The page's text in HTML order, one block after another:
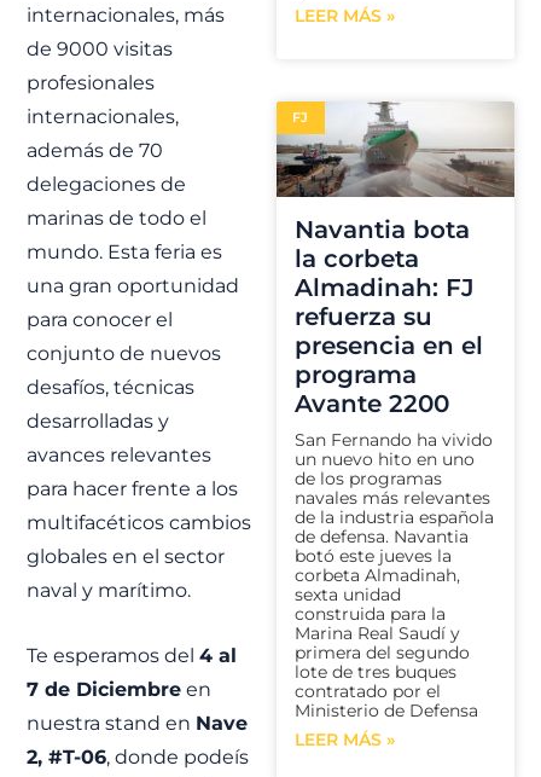
internacionales, más
de 9000 visitas
profesionales
internacionales,
además de 70
delegaciones de
marinas de todo el
mundo. Esta feria es
una gran oportunidad
para conocer el
conjunto de nuevos
desafíos, técnicas
desarrolladas y
avances relevantes
para hacer frente a los
multifacéticos cambios
globales en el sector
naval y marítimo.
Te esperamos del4 al
7 de Diciembre en
nuestra stand en Nave
2, #T-06, donde podeís
LEER MÁS »
FJ
Navantia bota
la corbeta
Almadinah: FJ
refuerza su
presencia en el
programa
Avante 2200
San Fernando ha vivido
un nuevo hito en uno
de los programas
navales más relevantes
de la industria española
de defensa. Navantia
botó este jueves la
corbeta Almadinah,
sexta unidad
construida para la
Marina Real Saudí y
primera del segundo
lote de tres buques
contratado por el
Ministerio de Defensa
LEER MÁS »